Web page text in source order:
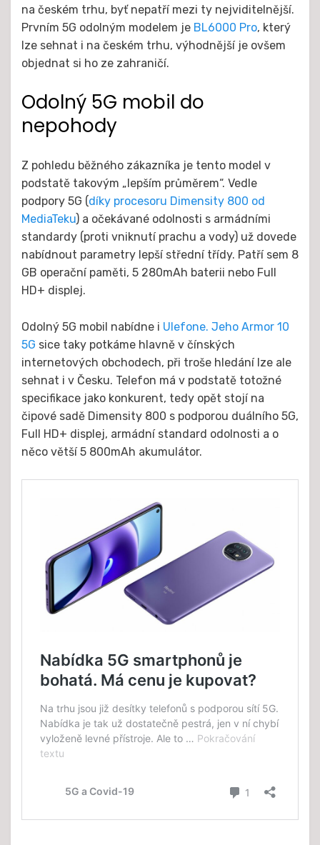
na českém trhu, byť nepatří mezi ty nejviditelnější.
Prvním 5G odolným modelem je BL6000 Pro, který
lze sehnat i na českém trhu, výhodnější je ovšem
objednat si ho ze zahraničí.
Odolný 5G mobil do
nepohody
Z pohledu běžného zákazníka je tento model v
podstatě takovým „lepším průměrem“. Vedle
podpory 5G (díky procesoru Dimensity 800 od
MediaTeku) a očekávané odolnosti s armádními
standardy (proti vniknutí prachu a vody) už dovede
nabídnout parametry lepší střední třídy. Patří sem 8
GB operační paměti, 5 280mAh baterii nebo Full
HD+ displej.
Odolný 5G mobil nabídne i Ulefone. Jeho Armor 10
5G sice taky potkáme hlavně v čínských
internetových obchodech, při troše hledání lze ale
sehnat i v Česku. Telefon má v podstatě totožné
specifikace jako konkurent, tedy opět stojí na
čipové sadě Dimensity 800 s podporou duálního 5G,
Full HD+ displej, armádní standard odolnosti a o
něco větší 5 800mAh akumulátor.